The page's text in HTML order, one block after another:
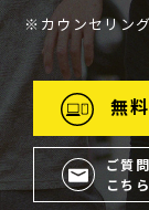
※カウンセリン
無
ご質
こち